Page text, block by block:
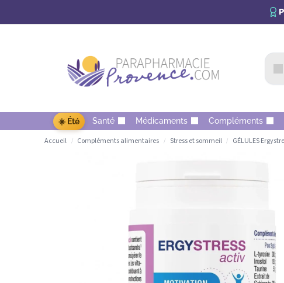
☀️ Été Santé Médicaments Compléments
Accueil / Compléments alimentaires / Stress et sommeil / GÉLULES